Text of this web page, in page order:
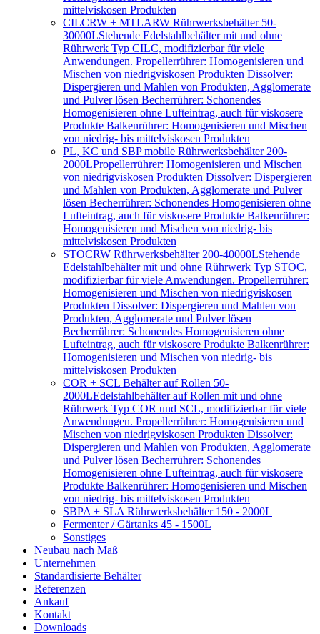
mittelviskosen Produkten
CILCRW + MTLARW Rührwerksbehälter 50-
30000LStehende Edelstahlbehälter mit und ohne
Rührwerk Typ CILC, modifizierbar für viele
Anwendungen. Propellerrührer: Homogenisieren und
Mischen von niedrigviskosen Produkten Dissolver:
Dispergieren und Mahlen von Produkten, Agglomerate
und Pulver lösen Becherrührer: Schonendes
Homogenisieren ohne Lufteintrag, auch für viskosere
Produkte Balkenrührer: Homogenisieren und Mischen
von niedrig- bis mittelviskosen Produkten
PL, KC und SBP mobile Rührwerksbehälter 200-
2000LPropellerrührer: Homogenisieren und Mischen
von niedrigviskosen Produkten Dissolver: Dispergieren
und Mahlen von Produkten, Agglomerate und Pulver
lösen Becherrührer: Schonendes Homogenisieren ohne
Lufteintrag, auch für viskosere Produkte Balkenrührer:
Homogenisieren und Mischen von niedrig- bis
mittelviskosen Produkten
STOCRW Rührwerksbehälter 200-40000LStehende
Edelstahlbehälter mit und ohne Rührwerk Typ STOC,
modifizierbar für viele Anwendungen. Propellerrührer:
Homogenisieren und Mischen von niedrigviskosen
Produkten Dissolver: Dispergieren und Mahlen von
Produkten, Agglomerate und Pulver lösen
Becherrührer: Schonendes Homogenisieren ohne
Lufteintrag, auch für viskosere Produkte Balkenrührer:
Homogenisieren und Mischen von niedrig- bis
mittelviskosen Produkten
COR + SCL Behälter auf Rollen 50-
2000LEdelstahlbehälter auf Rollen mit und ohne
Rührwerk Typ COR und SCL, modifizierbar für viele
Anwendungen. Propellerrührer: Homogenisieren und
Mischen von niedrigviskosen Produkten Dissolver:
Dispergieren und Mahlen von Produkten, Agglomerate
und Pulver lösen Becherrührer: Schonendes
Homogenisieren ohne Lufteintrag, auch für viskosere
Produkte Balkenrührer: Homogenisieren und Mischen
von niedrig- bis mittelviskosen Produkten
SBPA + SLA Rührwerksbehälter 150 - 2000L
Fermenter / Gärtanks 45 - 1500L
Sonstiges
Neubau nach Maß
Unternehmen
Standardisierte Behälter
Referenzen
Ankauf
Kontakt
Downloads